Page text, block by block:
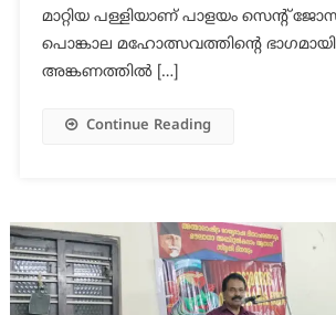
മാറ്റിയ പള്ളിയാണ് പാളയം സെന്റ്‌
പൊങ്കാല മഹോത്സവത്തിന്റെ ഭാഗമായി
അങ്കണത്തില്‍ […]
Continue Reading